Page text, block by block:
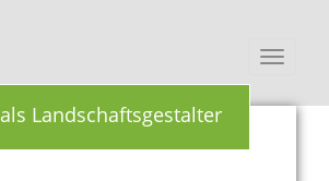
Toggle
Landschaftsgestalter